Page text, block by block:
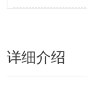
详细介绍